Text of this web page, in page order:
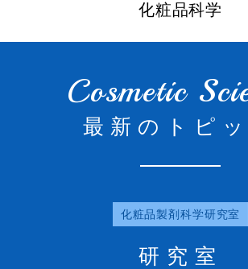
化粧品科学
Cosmetic
最新のトピッ
化粧品製剤科学研究室
研究室